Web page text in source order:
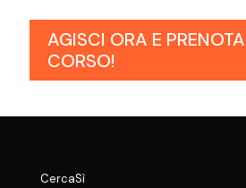
AGISCI ORA E
CORSO!
CercaSì